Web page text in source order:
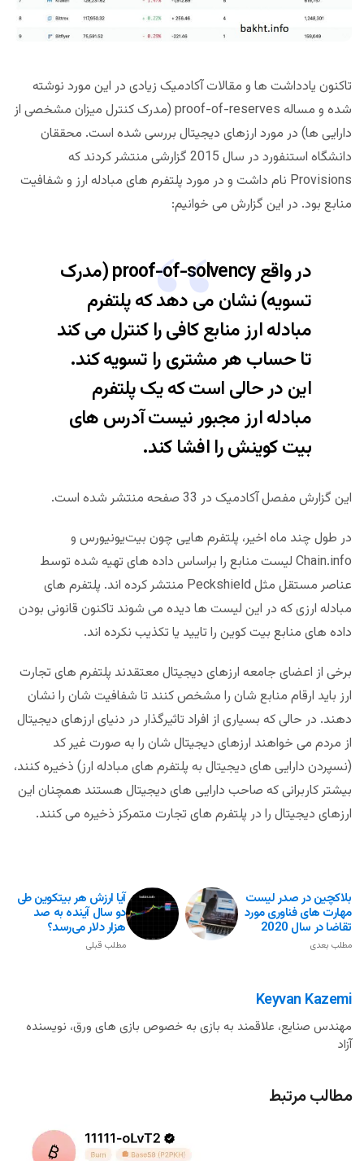
تاکنون یادداشت ها و مقالات آکادمیک زیادی در این مورد نوشته
شده و مساله proof-of-reserves (مدرک کنترل میزان مشخصی از
دارایی ها) در مورد ارزهای دیجیتال بررسی شده است. محققان
دانشگاه استنفورد در سال 2015 گزارشی منتشر کردند که
Provisions نام داشت و در مورد پلتفرم های مبادله ارز و شفافیت
منابع بود. در این گزارش می خوانیم:
در واقع proof-of-solvency (مدرک
تسویه) نشان می دهد که پلتفرم
مبادله ارز منابع کافی را کنترل می کند
تا حساب هر مشتری را تسویه کند.
این در حالی است که یک پلتفرم
مبادله ارز مجبور نیست آدرس های
بیت کوینش را افشا کند.
این گزارش مفصل آکادمیک در 33 صفحه منتشر شده است.
در طول چند ماه اخیر، پلتفرم هایی چون بیت‌یونیورس و
Chain.info لیست منابع را براساس داده های تهیه شده توسط
عناصر مستقل مثل Peckshield منتشر کرده اند. پلتفرم های
مبادله ارزی که در این لیست ها دیده می شوند تاکنون قانونی بودن
داده های منابع بیت کوین را تایید یا تکذیب نکرده اند.
برخی از اعضای جامعه ارزهای دیجیتال معتقدند پلتفرم های تجارت
ارز باید ارقام منابع شان را مشخص کنند تا شفافیت شان را نشان
دهند. در حالی که بسیاری از افراد تاثیرگذار در دنیای ارزهای دیجیتال
از مردم می خواهند ارزهای دیجیتال شان را به صورت غیر کد
(نسپردن دارایی های دیجیتال به پلتفرم های مبادله ارز) ذخیره کنند،
بیشتر کاربرانی که صاحب دارایی های دیجیتال هستند همچنان این
ارزهای دیجیتال را در پلتفرم های تجارت متمرکز ذخیره می کنند.
آیا ارزش هر بیتکوین طی
دو سال آینده به صد
هزار دلار می‌رسد؟
مطلب قبلی
بلاکچین در صدر لیست
مهارت های فناوری مورد
تقاضا در سال 2020
مطلب بعدی
Keyvan Kazemi
مهندس صنایع، علاقمند به بازی به خصوص بازی های ورق، نویسنده
آزاد
مطالب مرتبط